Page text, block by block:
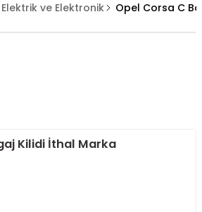
ve Elektronik Opel Corsa C
Kilidi İthal Marka